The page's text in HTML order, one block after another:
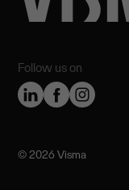
Follow us on
©️ 2026 Visma